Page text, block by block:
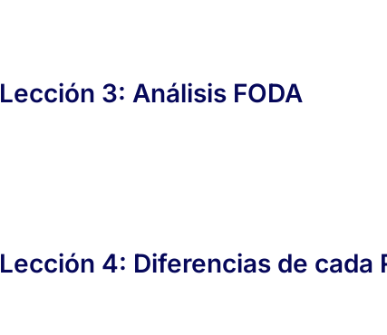
Lección 3: Análisis FODA​
Lección 4: Diferencias de cada